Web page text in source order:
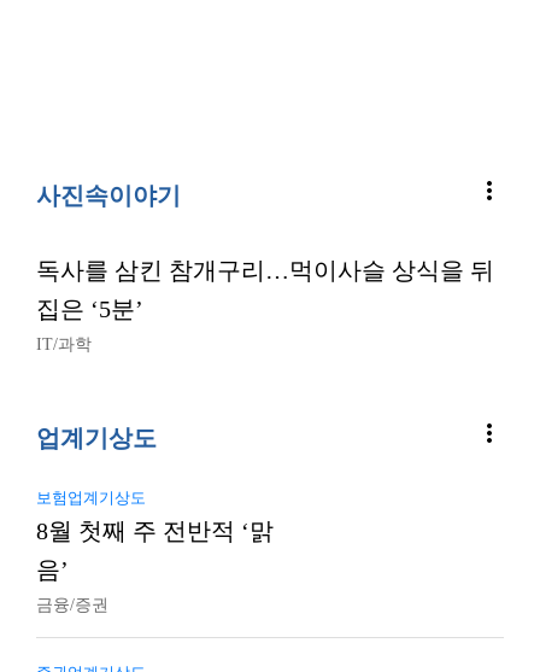
사진속이야기 more_vert
독사를 삼킨 참개구리…먹이사슬 상식을 뒤
집은 ‘5분’
IT/과학
업계기상도 more_vert
보험업계기상도
8월 첫째 주 전반적 ‘맑
음’
금융/증권